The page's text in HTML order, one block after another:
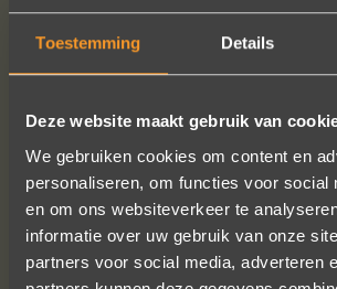
Toestemming Details
Deze website maakt gebruik van
We gebruiken cookies om content en
personaliseren, om functies voor social
en om ons websiteverkeer te
informatie over uw gebruik van onze
partners voor social media, adverteren
In de ban van uw creaties